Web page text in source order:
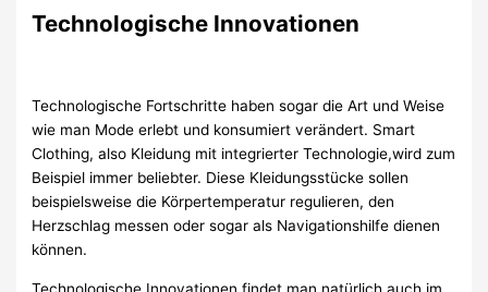
Technologische Innovationen
Technologische Fortschritte haben sogar die Art und Weise
wie man Mode erlebt und konsumiert verändert. Smart
Clothing, also Kleidung mit integrierter Technologie,wird zum
Beispiel immer beliebter. Diese Kleidungsstücke sollen
beispielsweise die Körpertemperatur regulieren, den
Herzschlag messen oder sogar als Navigationshilfe dienen
können.